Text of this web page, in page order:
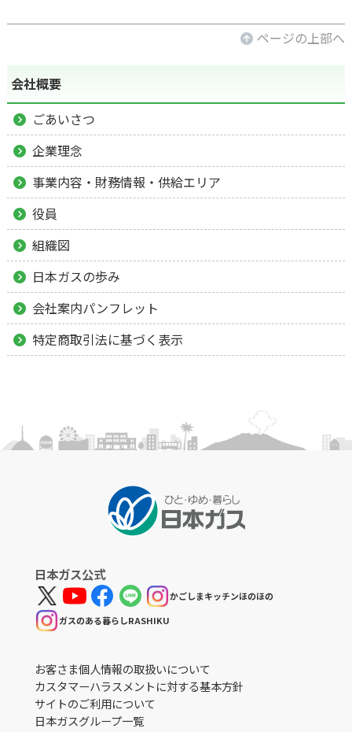
ページの上部へ
会社概要
ごあいさつ
企業理念
事業内容・財務情報・供給エリア
役員
組織図
日本ガスの歩み
会社案内パンフレット
特定商取引法に基づく表示
日本ガス公式
かごしまキッチンほのほの
ガスのある暮らしRASHIKU
お客さま個人情報の取扱いについて
カスタマーハラスメントに対する基本方針
サイトのご利用について
日本ガスグループ一覧